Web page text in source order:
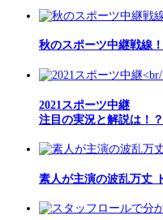
秋のスポーツ中継戦線
2021スポーツ中継
注目の実況と解説は！？
素人が主演の波乱万丈